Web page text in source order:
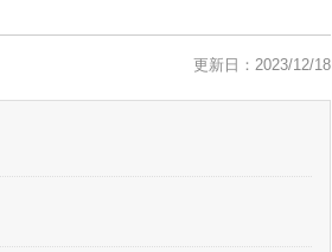
更新日：2023/12/18